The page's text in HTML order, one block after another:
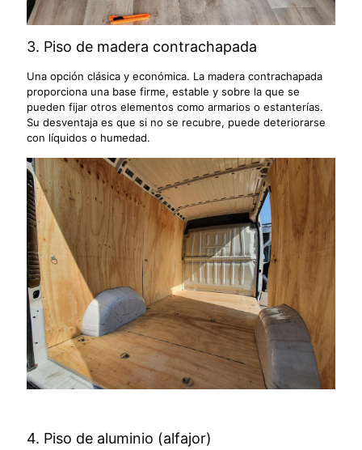
3. Piso de madera contrachapada
Una opción clásica y económica. La madera contrachapada
proporciona una base firme, estable y sobre la que se
pueden fijar otros elementos como armarios o estanterías.
Su desventaja es que si no se recubre, puede deteriorarse
con líquidos o humedad.
4. Piso de aluminio (alfajor)